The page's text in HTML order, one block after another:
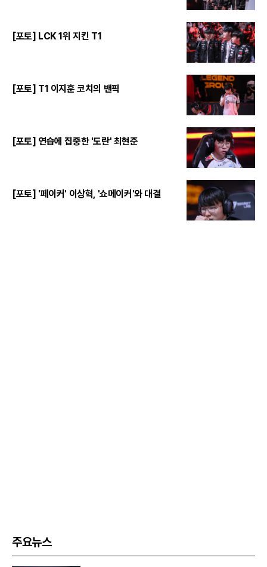
[포토] LCK 1위 지킨 T1
[포토] T1 이지훈 코치의 밴픽
[포토] 연습에 집중한 '도란' 최현준
[포토] '페이커' 이상혁, '쇼메이커'와 대결
주요뉴스